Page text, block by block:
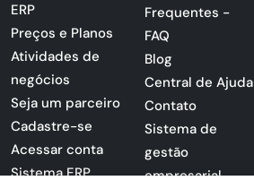
ERP
Preços e Planos
Atividades de
negócios
Seja um parceiro
Cadastre-se
Acessar conta
Sistema ERP
Frequentes -
FAQ
Blog
Central de Ajuda
Contato
Sistema de
gestão
empresarial